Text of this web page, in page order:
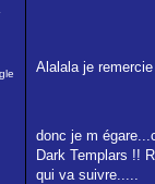
Alalala je
donc je m
Dark Templars !!
qui va suivre.....